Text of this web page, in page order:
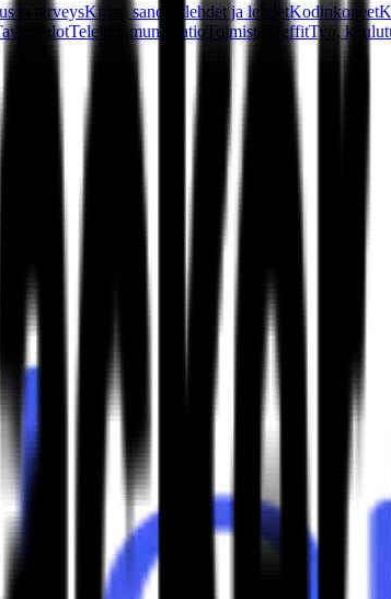
ja terveysKirjat, sanomalehdet ja lehdetKodinkoneet
Telekommunikaatio Toimisto TreffitTyö,